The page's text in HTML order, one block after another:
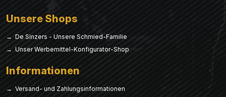
Unsere Shops
→ De Sinzers - Unsere Schmied-Familie
→ Unser Werbemittel-Konfigurator-Shop
Informationen
→ Versand- und Zahlungsinformationen